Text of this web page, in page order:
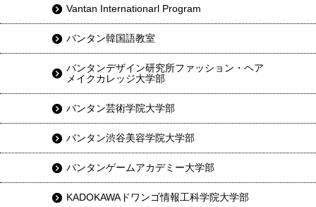
Vantan Internationarl Program
バンタン韓国語教室
バンタンデザイン研究所ファッション・ヘア
メイクカレッジ大学部
バンタン芸術学院大学部
バンタン渋谷美容学院大学部
バンタンゲームアカデミー大学部
KADOKAWAドワンゴ情報工科学院大学部